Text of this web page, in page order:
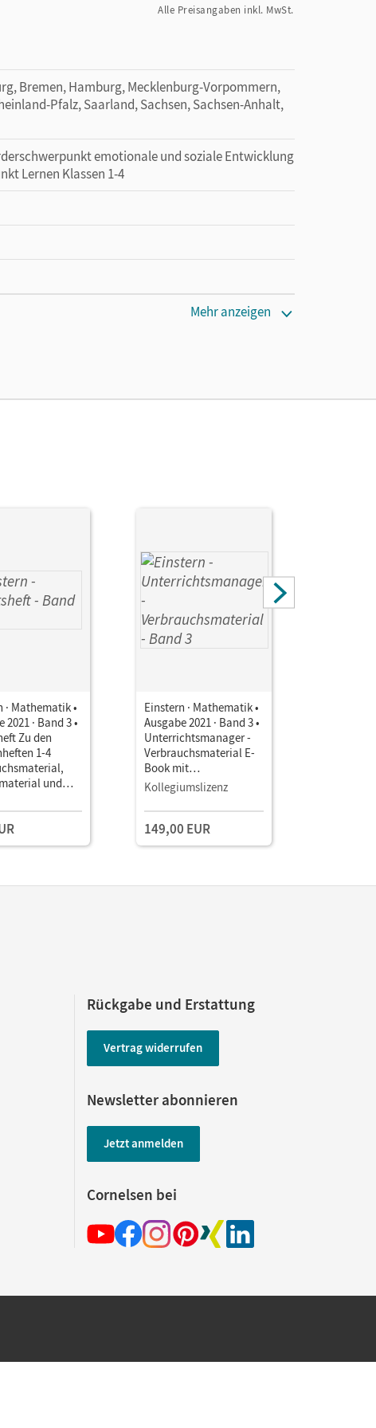
Alle Preisangaben inkl. MwSt.
Bremen, Hamburg, Mecklenburg-Vorpommern,
Pfalz, Saarland, Sachsen, Sachsen-Anhalt,
emotionale und soziale Entwicklung
Lernen Klassen 1-4
Mehr anzeigen
· Mathematik •
2021 · Band 3 •
Zu den
1-4
und
Einstern · Mathematik •
Ausgabe 2021 · Band 3 •
Unterrichtsmanager -
Verbrauchsmaterial E-
Book mit
Lehrkräftematerialien
und Planungstools
Kollegiumslizenz
149,00 EUR
Rückgabe und Erstattung
Vertrag widerrufen
Newsletter abonnieren
Jetzt anmelden
Cornelsen bei
innerhalb Deutschlands